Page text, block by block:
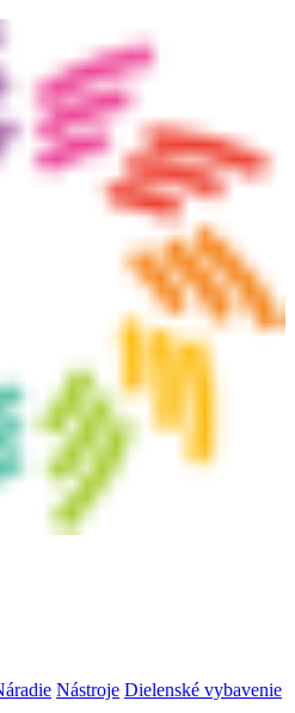
Nástroje Dielenské vybavenie